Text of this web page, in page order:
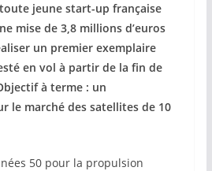
jeune start-up française
mise de 3,8 millions d’euros
un premier exemplaire
en vol à partir de la fin de
à terme : un
le marché des satellites de 10
50 pour la propulsion